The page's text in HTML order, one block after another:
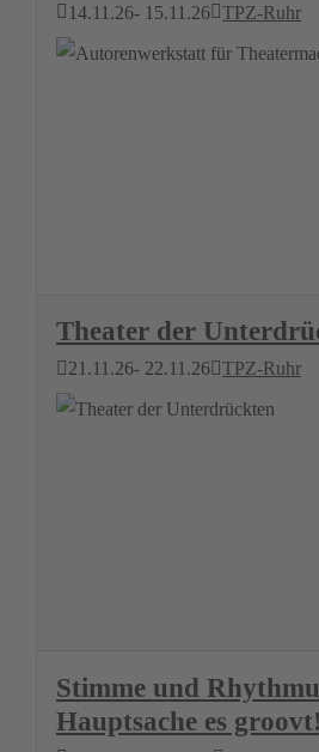
14.11.26- 15.11.26 TPZ-Ruhr
Theater der
21.11.26- 22.11.26 TPZ-Ruhr
Stimme und
Hauptsache es groovt!